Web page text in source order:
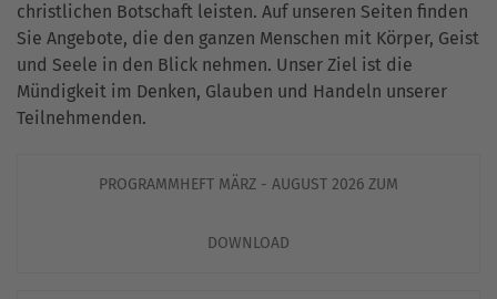
christlichen Botschaft leisten. Auf unseren Seiten finden
Sie Angebote, die den ganzen Menschen mit Körper, Geist
und Seele in den Blick nehmen. Unser Ziel ist die
Mündigkeit im Denken, Glauben und Handeln unserer
Teilnehmenden.
PROGRAMMHEFT MÄRZ - AUGUST 2026 ZUM
DOWNLOAD